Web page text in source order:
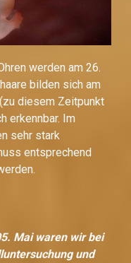
werden am 26.
bilden sich am
diesem Zeitpunkt
erkennbar. Im
sehr stark
entsprechend
Mai waren wir bei
und